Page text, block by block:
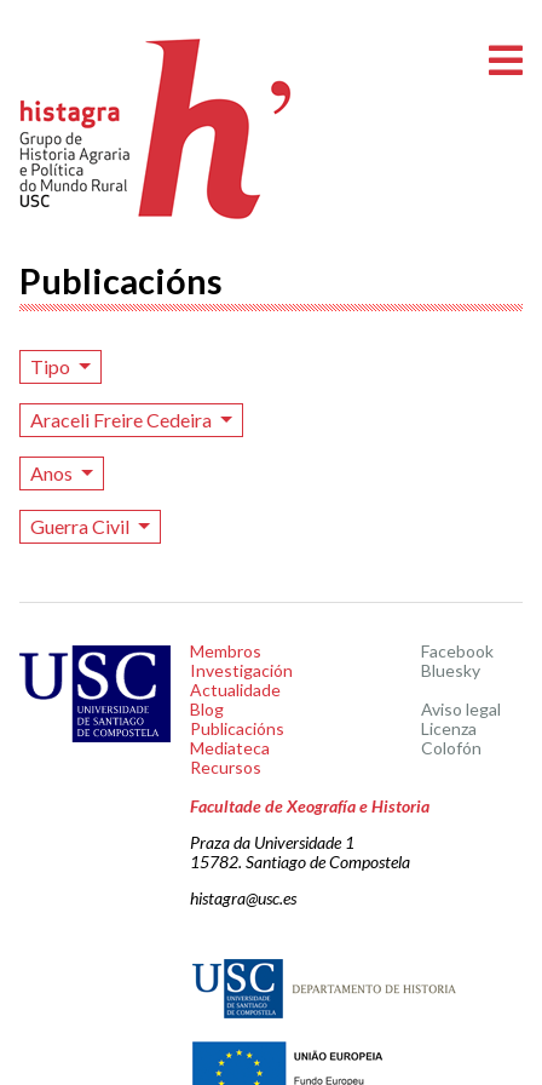
Publicacións
Tipo
Araceli Freire Cedeira
Anos
Guerra Civil
Membros
Investigación
Actualidade
Blog
Publicacións
Mediateca
Recursos
Facebook
Bluesky
Aviso legal
Licenza
Colofón
Facultade de Xeografía e Historia
Praza da Universidade 1
15782. Santiago de Compostela
histagra@usc.es